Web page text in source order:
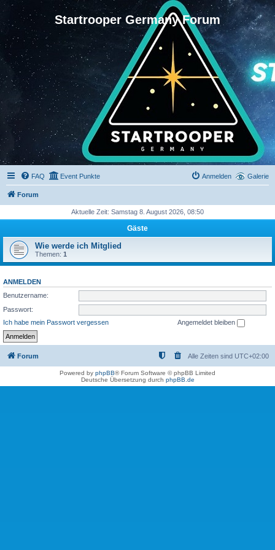
Startrooper Germany Forum
Galerie
FAQ Event Punkte Anmelden
Forum
Aktuelle Zeit: Samstag 8. August 2026, 08:50
Gäste
Wie werde ich Mitglied
Themen: 1
ANMELDEN
Benutzername:
Passwort:
Ich habe mein Passwort vergessen
Angemeldet bleiben
Forum Alle Zeiten sind UTC+02:00
Powered by phpBB® Forum Software © phpBB Limited
Deutsche Übersetzung durch phpBB.de